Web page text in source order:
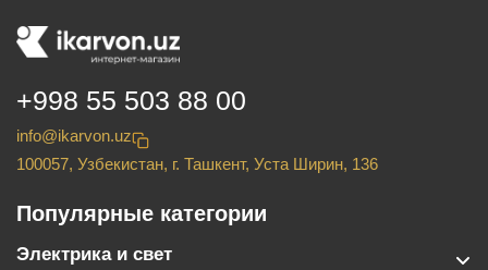
+998 55 503 88 00
info@ikarvon.uz
100057, Узбекистан, г. Ташкент, Уста Ширин, 136
Популярные категории
Электрика и свет